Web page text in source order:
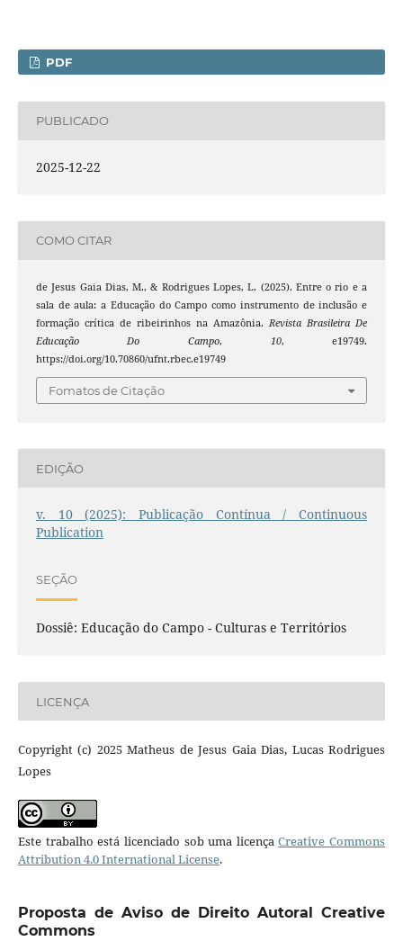
PDF
PUBLICADO
2025-12-22
COMO CITAR
de Jesus Gaia Dias, M., & Rodrigues Lopes, L. (2025). Entre o rio e a
sala de aula: a Educação do Campo como instrumento de inclusão e
formação crítica de ribeirinhos na Amazônia. Revista Brasileira De
Educação Do Campo, 10, e19749.
https://doi.org/10.70860/ufnt.rbec.e19749
Fomatos de Citação
EDIÇÃO
v. 10 (2025): Publicação Contínua / Continuous
Publication
SEÇÃO
Dossiê: Educação do Campo - Culturas e Territórios
LICENÇA
Copyright (c) 2025 Matheus de Jesus Gaia Dias, Lucas Rodrigues
Lopes
Este trabalho está licenciado sob uma licençaCreative Commons
Attribution 4.0 International License.
Proposta de Aviso de Direito Autoral Creative
Commons